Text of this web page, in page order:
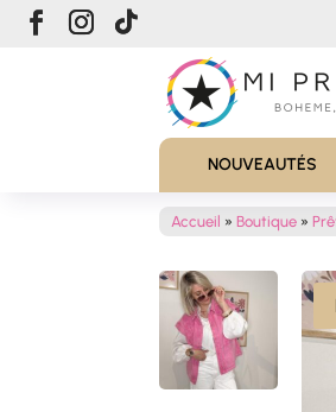
NOUVEAUTÉS
Accueil »Boutique »